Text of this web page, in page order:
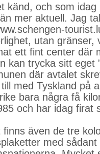
känd, och som
mer aktuell. Jag
utan gränser,
ett fint center där
kan trycka sitt eget
där avtalet
med Tyskland på
bara några få
och har idag firat
även de tre
med